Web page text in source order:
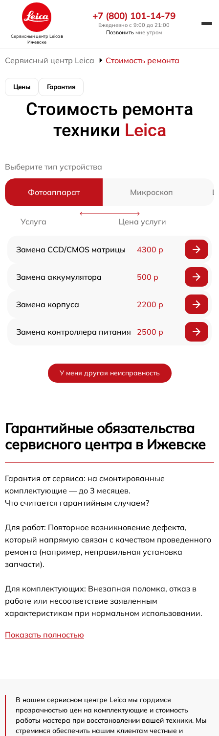
Сервисный центр Leicaв
Ижевске
+7 (800) 101-14-79
Ежедневно с 9:00 до 21:00
Позвонить мне утром
Сервисный центр Leica Стоимость ремонта
Цены Гарантия
Стоимость ремонта
техники Leica
Выберите тип устройства
Фотоаппарат Микроскоп
Услуга Цена услуги
Замена CCD/CMOS матрицы 4300 р
Замена аккумулятора 500 р
Замена корпуса 2200 р
Замена контроллера питания 2500 р
У меня другая неисправность
Гарантийные обязательства
сервисного центра в Ижевске
Гарантия от сервиса: на смонтированные
комплектующие — до 3 месяцев.
Что считается гарантийным случаем?
Для работ: Повторное возникновение дефекта,
который напрямую связан с качеством проведенного
ремонта (например, неправильная установка
запчасти).
Для комплектующих: Внезапная поломка, отказ в
работе или несоответствие заявленным
характеристикам при нормальном использовании.
Показать полностью
В нашем сервисном центре Leica мы гордимся
прозрачностью цен на комплектующие и стоимость
работы мастера при восстановлении вашей техники. Мы
стремимся обеспечить нашим клиентам честные и